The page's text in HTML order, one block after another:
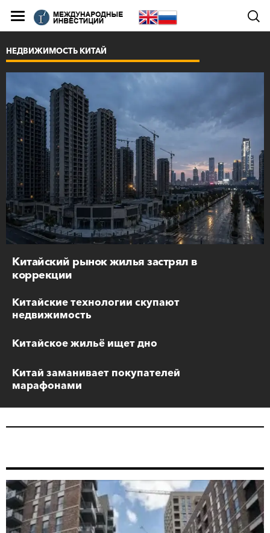
Китайский рынок жилья застрял в
коррекции
НЕДВИЖИМОСТЬ КИТАЙ
Китайские технологии скупают
недвижимость
Китайское жильё ищет дно
Китай заманивает покупателей
марафонами